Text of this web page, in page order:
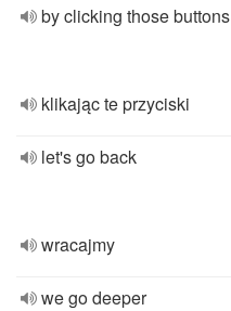
by clicking those buttons
klikając te przyciski
let's go back
wracajmy
we go deeper